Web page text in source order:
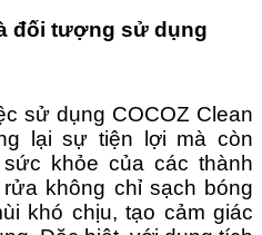
đối tượng sử dụng
sử dụng COCOZ Clean
lại sự tiện lợi mà còn
khỏe của các thành
không chỉ sạch bóng
khó chịu, tạo cảm giác